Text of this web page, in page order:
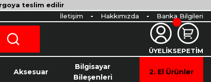
teslim edilir
İletişim Hakkımızda Banka Bilgileri
ÜYELİKSEPETİM
Aksesuar
Bilgisayar
Bileşenleri
2. El Ürünler